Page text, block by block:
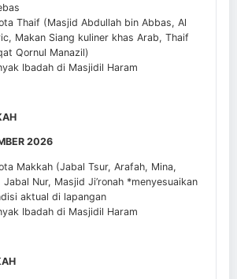
Thaif (Masjid Abdullah bin Abbas, Al
Makan Siang kuliner khas Arab, Thaif
Qornul Manazil)
Ibadah di Masjidil Haram
2026
Makkah (Jabal Tsur, Arafah, Mina,
Nur, Masjid Ji’ronah *menyesuaikan
aktual di lapangan
Ibadah di Masjidil Haram